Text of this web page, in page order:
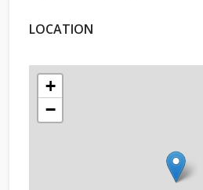
LOCATION
+
−